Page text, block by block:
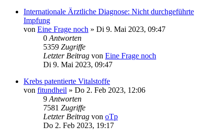
Internationale Ärztliche Diagnose: Nicht durchgeführte
Impfung
von Eine Frage noch » Di 9. Mai 2023, 09:47
0 Antworten
5359 Zugriffe
Letzter Beitrag von Eine Frage noch
Di 9. Mai 2023, 09:47
Krebs patentierte Vitalstoffe
von fitundheil » Do 2. Feb 2023, 12:06
9 Antworten
7581 Zugriffe
Letzter Beitrag von oTp
Do 2. Feb 2023, 19:17